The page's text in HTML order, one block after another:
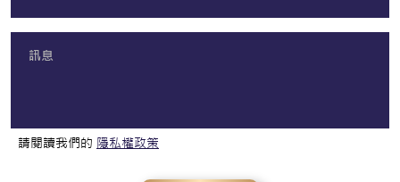
請閱讀我們的 隱私權政策